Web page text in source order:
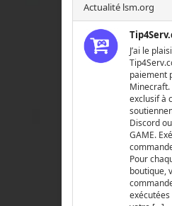
Actualité lsm.org
J’ai le
paiement
exclusif à
Discord
GAME.
Pour
boutique,